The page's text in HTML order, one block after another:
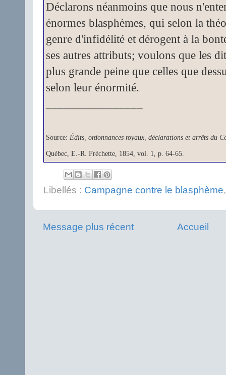
Déclarons néanmoins que nous
énormes blasphèmes, qui selon la
genre d'infidélité et dérogent à la
ses autres attributs; voulons que les
plus grande peine que celles que
selon leur énormité.
Source: Édits, ordonnances royaux, déclarations et arrêts du
Québec, E.-R. Fréchette, 1854, vol. 1, p. 64-65.
Libellés : Campagne contre le blasphème
Message plus récent Accueil